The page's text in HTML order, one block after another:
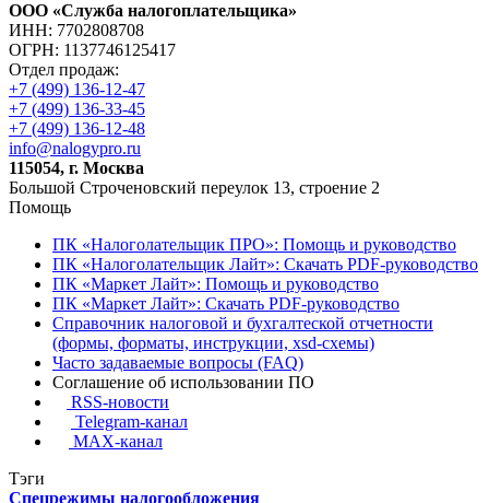
ООО «Служба налогоплательщика»
ИНН: 7702808708
ОГРН: 1137746125417
Отдел продаж:
+7 (499) 136-12-47
+7 (499) 136-33-45
+7 (499) 136-12-48
info@nalogypro.ru
115054, г. Москва
Большой Строченовский переулок 13, строение 2
Помощь
ПК «Налоголательщик ПРО»: Помощь и руководство
ПК «Налоголательщик Лайт»: Скачать PDF-руководство
ПК «Маркет Лайт»: Помощь и руководство
ПК «Маркет Лайт»: Скачать PDF-руководство
Справочник налоговой и бухгалтеской отчетности
(формы, форматы, инструкции, xsd-схемы)
Часто задаваемые вопросы (FAQ)
Соглашение об использовании ПО
RSS-новости
Telegram-канал
MAX-канал
Тэги
Спецрежимы налогообложения